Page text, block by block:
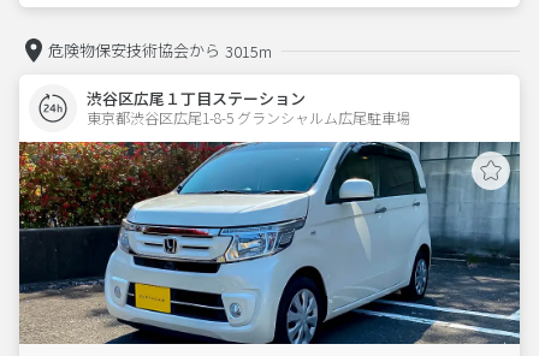
危険物保安技術協会から 3015m
渋谷区広尾１丁目ステーション
東京都渋谷区広尾1-8-5 グランシャルム広尾駐車場